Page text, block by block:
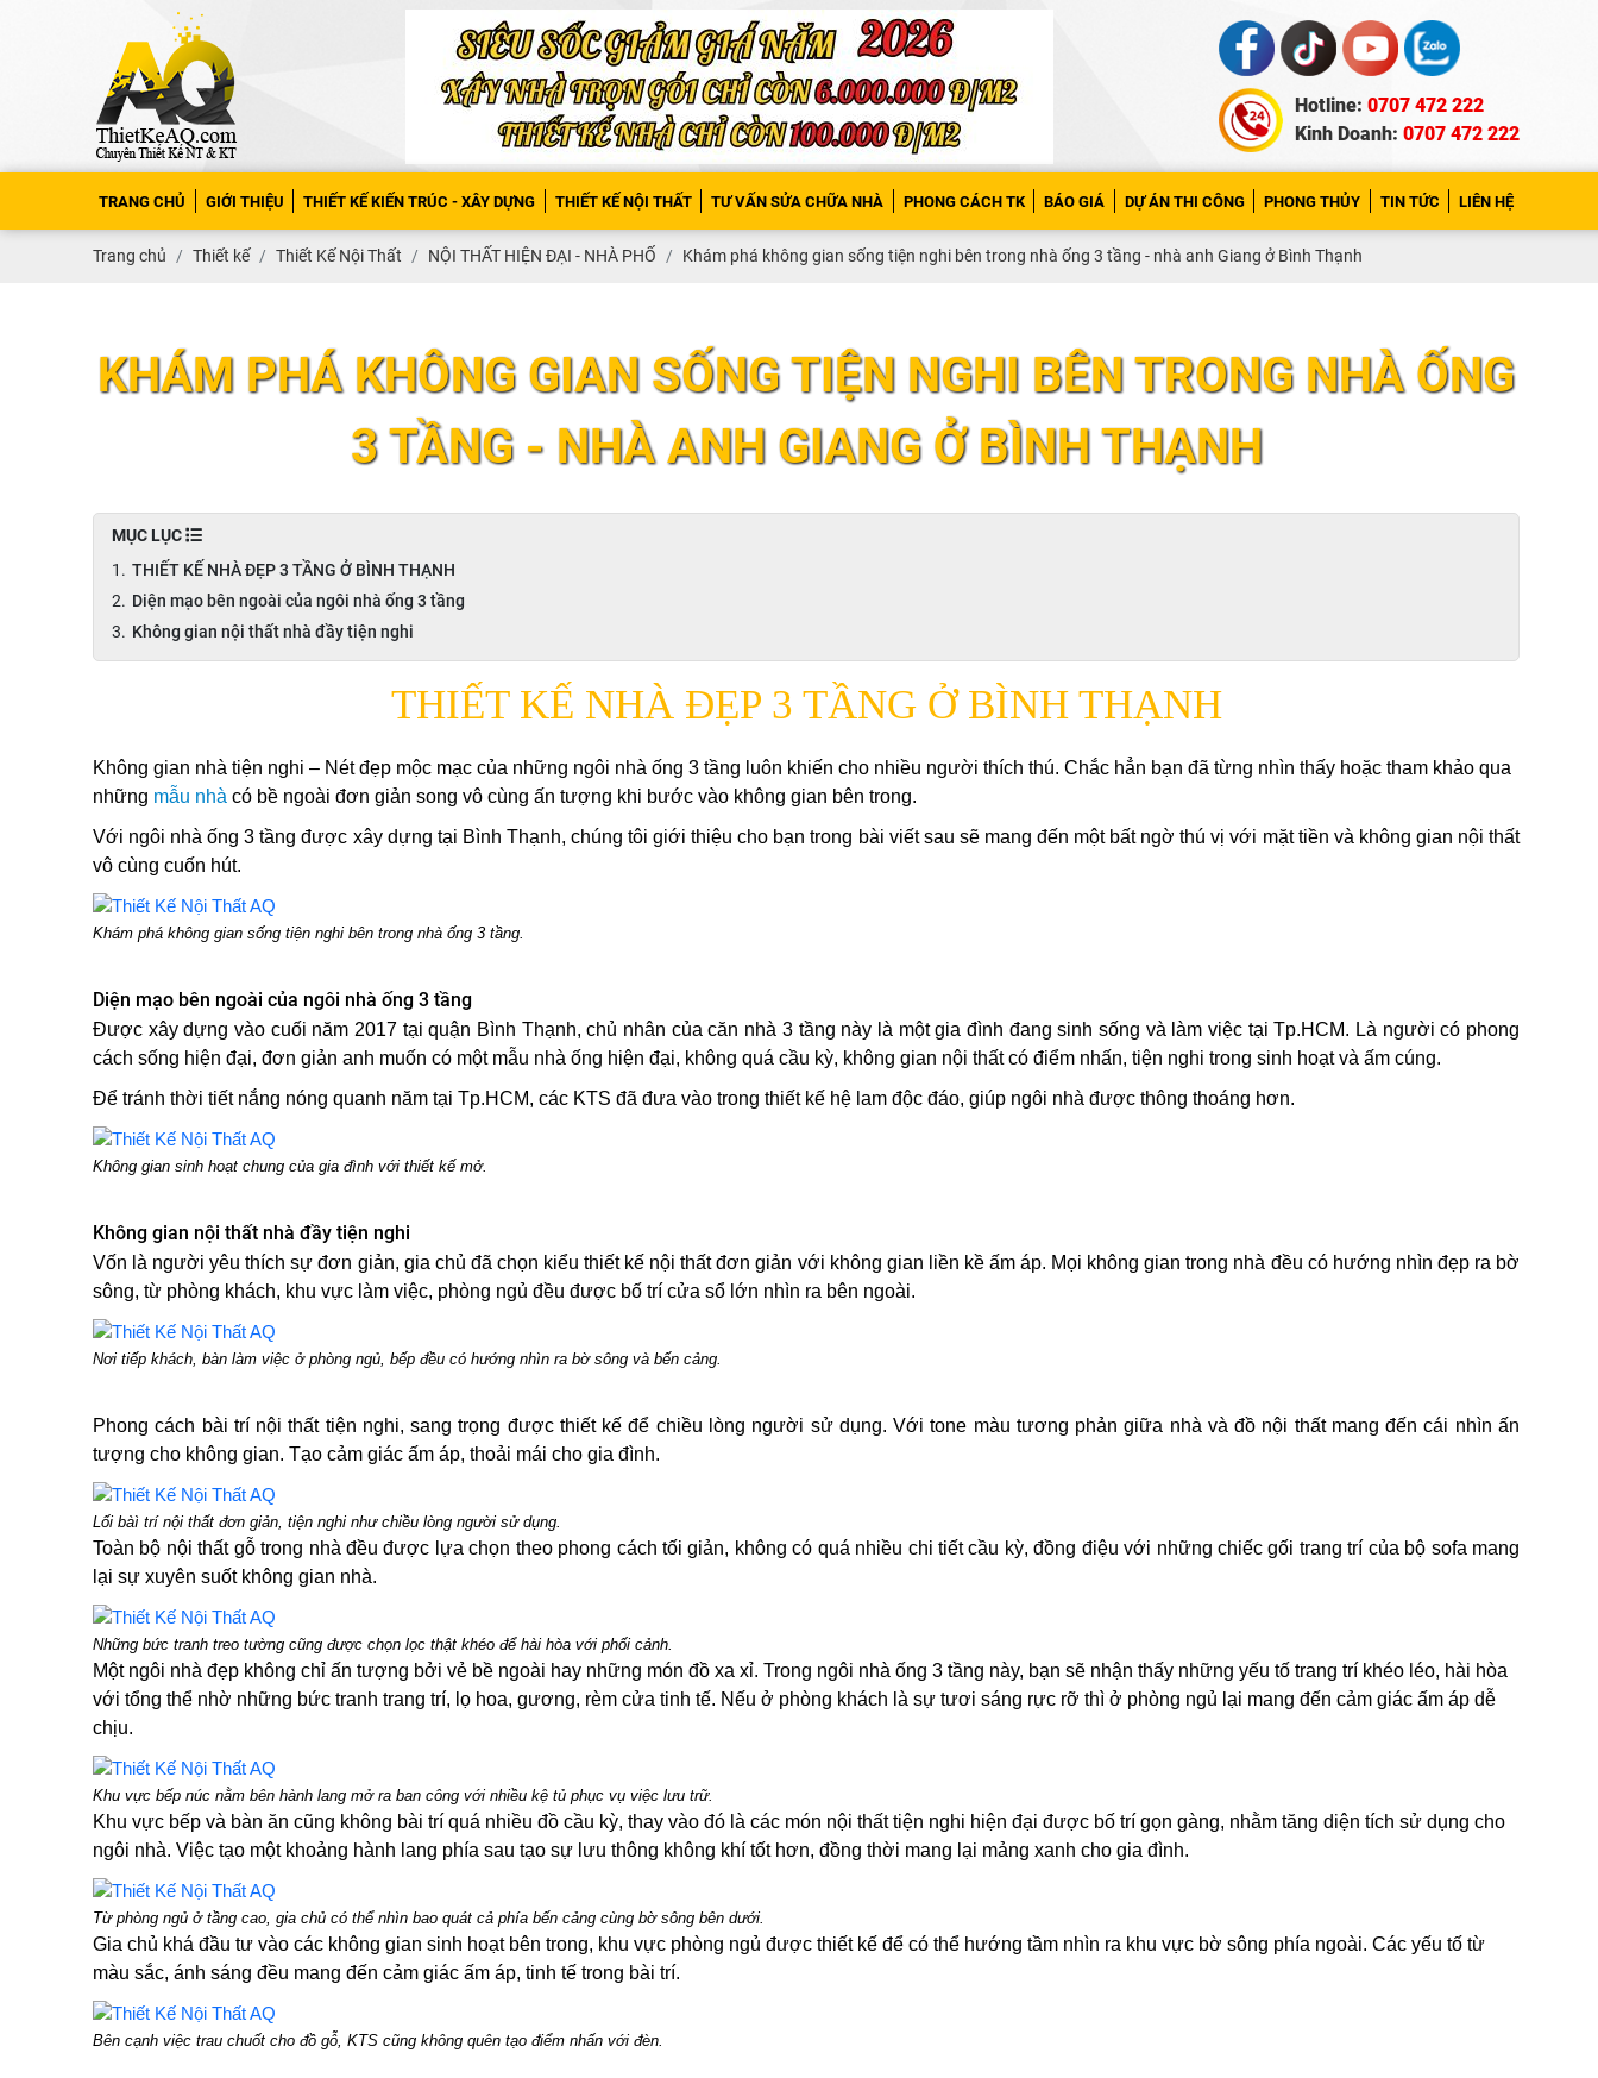
Hotline: 0707 472 222
Kinh Doanh: 0707 472 222
TRANG CHỦ GIỚI THIỆU THIẾT KẾ KIẾN TRÚC - XÂY DỰNG THIẾT KẾ NỘI THẤT TƯ VẤN SỬA CHỮA NHÀ PHONG CÁCH TK BÁO GIÁ DỰ ÁN THI CÔNG PHONG THỦY TIN TỨC LIÊN HỆ
Trang chủ Thiết kế Thiết Kế Nội Thất NỘI THẤT HIỆN ĐẠI - NHÀ PHỐ Khám phá không gian sống tiện nghi bên trong nhà ống 3 tầng - nhà anh Giang ở Bình Thạnh
KHÁM PHÁ KHÔNG GIAN SỐNG TIỆN NGHI BÊN TRONG NHÀ ỐNG
3 TẦNG - NHÀ ANH GIANG Ở BÌNH THẠNH
MỤC LỤC
THIẾT KẾ NHÀ ĐẸP 3 TẦNG Ở BÌNH THẠNH
Diện mạo bên ngoài của ngôi nhà ống 3 tầng
Không gian nội thất nhà đầy tiện nghi
THIẾT KẾ NHÀ ĐẸP 3 TẦNG Ở BÌNH THẠNH
Không gian nhà tiện nghi – Nét đẹp mộc mạc của những ngôi nhà ống 3 tầng luôn khiến cho nhiều người thích thú. Chắc hẳn bạn đã từng nhìn thấy hoặc tham khảo qua
những mẫu nhà có bề ngoài đơn giản song vô cùng ấn tượng khi bước vào không gian bên trong.
Với ngôi nhà ống 3 tầng được xây dựng tại Bình Thạnh, chúng tôi giới thiệu cho bạn trong bài viết sau sẽ mang đến một bất ngờ thú vị với mặt tiền và không gian nội thất
vô cùng cuốn hút.
Khám phá không gian sống tiện nghi bên trong nhà ống 3 tầng.
Diện mạo bên ngoài của ngôi nhà ống 3 tầng
Được xây dựng vào cuối năm 2017 tại quận Bình Thạnh, chủ nhân của căn nhà 3 tầng này là một gia đình đang sinh sống và làm việc tại Tp.HCM. Là người có phong
cách sống hiện đại, đơn giản anh muốn có một mẫu nhà ống hiện đại, không quá cầu kỳ, không gian nội thất có điểm nhấn, tiện nghi trong sinh hoạt và ấm cúng.
Để tránh thời tiết nắng nóng quanh năm tại Tp.HCM, các KTS đã đưa vào trong thiết kế hệ lam độc đáo, giúp ngôi nhà được thông thoáng hơn.
Không gian sinh hoạt chung của gia đình với thiết kế mở.
Không gian nội thất nhà đầy tiện nghi
Vốn là người yêu thích sự đơn giản, gia chủ đã chọn kiểu thiết kế nội thất đơn giản với không gian liền kề ấm áp. Mọi không gian trong nhà đều có hướng nhìn đẹp ra bờ
sông, từ phòng khách, khu vực làm việc, phòng ngủ đều được bố trí cửa sổ lớn nhìn ra bên ngoài.
Nơi tiếp khách, bàn làm việc ở phòng ngủ, bếp đều có hướng nhìn ra bờ sông và bến cảng.
Phong cách bài trí nội thất tiện nghi, sang trọng được thiết kế để chiều lòng người sử dụng. Với tone màu tương phản giữa nhà và đồ nội thất mang đến cái nhìn ấn
tượng cho không gian. Tạo cảm giác ấm áp, thoải mái cho gia đình.
Lối bàì trí nội thất đơn giản, tiện nghi như chiều lòng người sử dụng.
Toàn bộ nội thất gỗ trong nhà đều được lựa chọn theo phong cách tối giản, không có quá nhiều chi tiết cầu kỳ, đồng điệu với những chiếc gối trang trí của bộ sofa mang
lại sự xuyên suốt không gian nhà.
Những bức tranh treo tường cũng được chọn lọc thật khéo để hài hòa với phối cảnh.
Một ngôi nhà đẹp không chỉ ấn tượng bởi vẻ bề ngoài hay những món đồ xa xỉ. Trong ngôi nhà ống 3 tầng này, bạn sẽ nhận thấy những yếu tố trang trí khéo léo, hài hòa
với tổng thể nhờ những bức tranh trang trí, lọ hoa, gương, rèm cửa tinh tế. Nếu ở phòng khách là sự tươi sáng rực rỡ thì ở phòng ngủ lại mang đến cảm giác ấm áp dễ
chịu.
Khu vực bếp núc nằm bên hành lang mở ra ban công với nhiều kệ tủ phục vụ việc lưu trữ.
Khu vực bếp và bàn ăn cũng không bài trí quá nhiều đồ cầu kỳ, thay vào đó là các món nội thất tiện nghi hiện đại được bố trí gọn gàng, nhằm tăng diện tích sử dụng cho
ngôi nhà. Việc tạo một khoảng hành lang phía sau tạo sự lưu thông không khí tốt hơn, đồng thời mang lại mảng xanh cho gia đình.
Từ phòng ngủ ở tầng cao, gia chủ có thể nhìn bao quát cả phía bến cảng cùng bờ sông bên dưới.
Gia chủ khá đầu tư vào các không gian sinh hoạt bên trong, khu vực phòng ngủ được thiết kế để có thể hướng tầm nhìn ra khu vực bờ sông phía ngoài. Các yếu tố từ
màu sắc, ánh sáng đều mang đến cảm giác ấm áp, tinh tế trong bài trí.
Bên cạnh việc trau chuốt cho đồ gỗ, KTS cũng không quên tạo điểm nhấn với đèn.